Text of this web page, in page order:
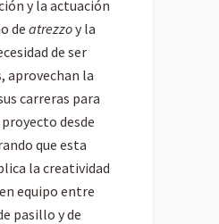
y la actuación
deatrezzoy la
de ser
aprovechan la
carreras para
desde
que esta
la creatividad
equipo entre
pasillo y de